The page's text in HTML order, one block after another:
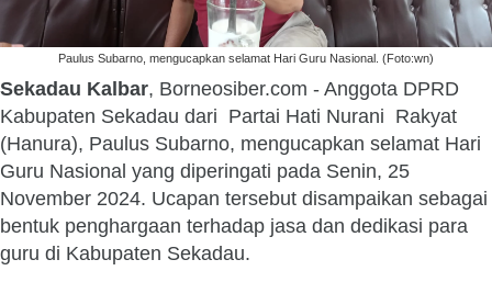
Paulus Subarno, mengucapkan selamat Hari Guru Nasional. (Foto:wn)
Sekadau Kalbar, Borneosiber.com - Anggota DPRD
Kabupaten Sekadau dari Partai Hati Nurani Rakyat
(Hanura), Paulus Subarno, mengucapkan selamat Hari
Guru Nasional yang diperingati pada Senin, 25
November 2024. Ucapan tersebut disampaikan sebagai
bentuk penghargaan terhadap jasa dan dedikasi para
guru di Kabupaten Sekadau.